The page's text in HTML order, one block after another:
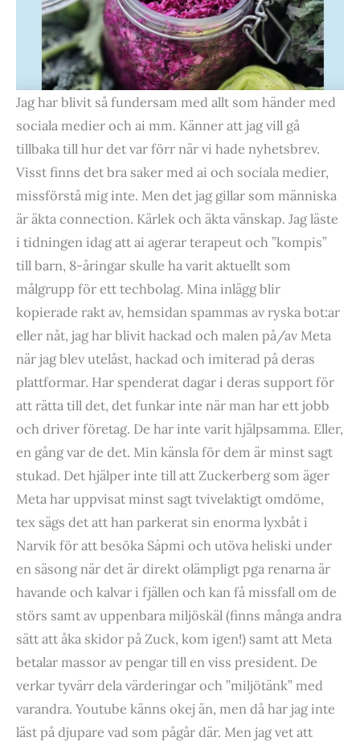
Jag har blivit så fundersam med allt som händer med
sociala medier och ai mm. Känner att jag vill gå
tillbaka till hur det var förr när vi hade nyhetsbrev.
Visst finns det bra saker med ai och sociala medier,
missförstå mig inte. Men det jag gillar som människa
är äkta connection. Kärlek och äkta vänskap. Jag läste
i tidningen idag att ai agerar terapeut och ”kompis”
till barn, 8-åringar skulle ha varit aktuellt som
målgrupp för ett techbolag. Mina inlägg blir
kopierade rakt av, hemsidan spammas av ryska bot:ar
eller nåt, jag har blivit hackad och malen på/av Meta
när jag blev utelåst, hackad och imiterad på deras
plattformar. Har spenderat dagar i deras support för
att rätta till det, det funkar inte när man har ett jobb
och driver företag. De har inte varit hjälpsamma. Eller,
en gång var de det. Min känsla för dem är minst sagt
stukad. Det hjälper inte till att Zuckerberg som äger
Meta har uppvisat minst sagt tvivelaktigt omdöme,
tex sägs det att han parkerat sin enorma lyxbåt i
Narvik för att besöka Sápmi och utöva heliski under
en säsong när det är direkt olämpligt pga renarna är
havande och kalvar i fjällen och kan få missfall om de
störs samt av uppenbara miljöskäl (finns många andra
sätt att åka skidor på Zuck, kom igen!) samt att Meta
betalar massor av pengar till en viss president. De
verkar tyvärr dela värderingar och ”miljötänk” med
varandra. Youtube känns okej än, men då har jag inte
läst på djupare vad som pågår där. Men jag vet att